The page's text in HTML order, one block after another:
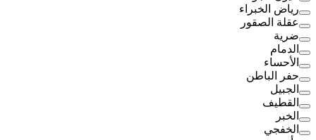
رياض الخبراء
عقلة الصقور
ضرية
الدمام
الأحساء
حفر الباطن
الجبيل
القطيف
الخبر
الخفجي